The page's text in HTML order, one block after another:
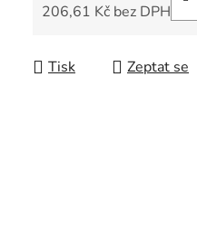
hvězdiček.
206,61 Kč bez DPH
Tisk Zeptat se